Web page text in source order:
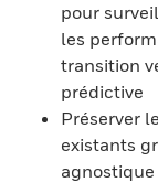
pour
les
transition
prédictive
Préserver
existants